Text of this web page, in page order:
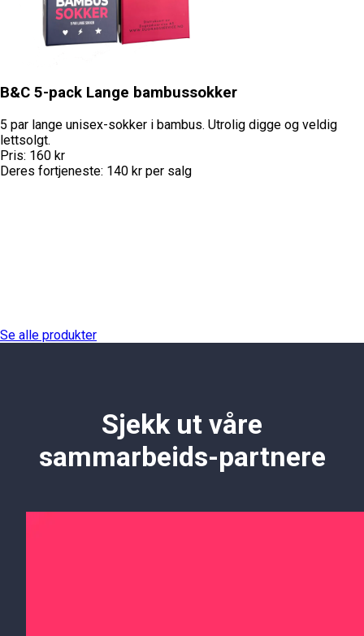
B&C 5-pack Lange bambussokker
5 par lange unisex-sokker i bambus. Utrolig digge og veldig
lettsolgt.
Pris: 160 kr
Deres fortjeneste: 140 kr per salg
Se alle produkter
Sjekk ut våre
sammarbeids-partnere